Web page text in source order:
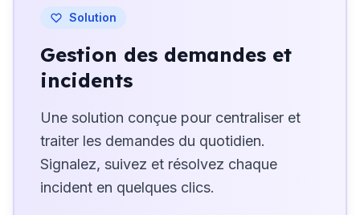
Solution
Gestion des demandes et
incidents
Une solution conçue pour centraliser et
traiter les demandes du quotidien.
Signalez, suivez et résolvez chaque
incident en quelques clics.